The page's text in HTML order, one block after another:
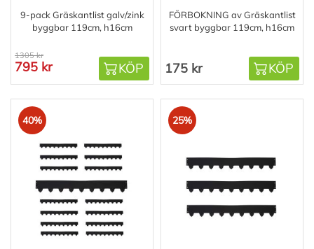
9-pack Gräskantlist galv/zink
byggbar 119cm, h16cm
1305 kr
795 kr KÖP
FÖRBOKNING av Gräskantlist
svart byggbar 119cm, h16cm
175 kr KÖP
40% 25%